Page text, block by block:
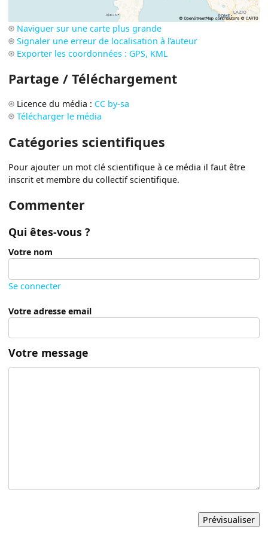
Naviguer sur une carte plus grande
Signaler une erreur de localisation à l’auteur
Exporter les coordonnées : GPS, KML
Partage / Téléchargement
Licence du média : CC by-sa
Télécharger le média
Catégories scientifiques
Pour ajouter un mot clé scientifique à ce média il faut être
inscrit et membre du collectif scientifique.
Commenter
Qui êtes-vous ?
Votre nom
Se connecter
Votre adresse email
Votre message